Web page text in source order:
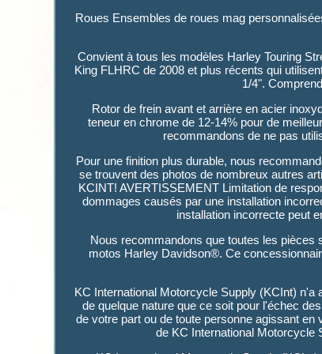
Roues Ensembles de roues mag
Convient à tous les modèles Harley Touring
King FLHRC de 2008 et plus récents qui
1/4".
Rotor de frein avant et arrière en acier
teneur en chrome de 12-14% pour de
recommandons de ne pas
Pour une finition plus durable, nous
se trouvent des photos de nombreux autres
KCINT! AVERTISSEMENT Limitation de
dommages causés par une installation
installation incorrecte peut
Nous recommandons que toutes les pièces
motos Harley Davidson®. Ce
KC International Motorcycle Supply (KCInt)
de quelque nature que ce soit pour l'échec
de votre part ou de toute personne agissant
de KC International Motorcycle